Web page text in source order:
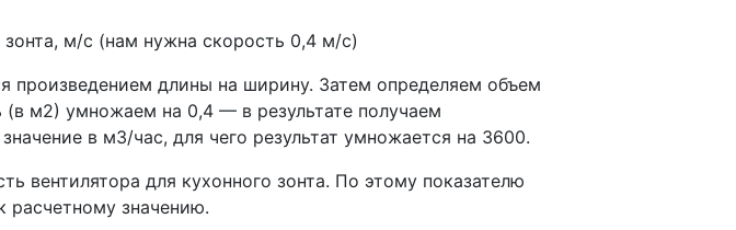
м/с (нам нужна скорость 0,4 м/с)
произведением длины на ширину. Затем определяем объем
(в м2) умножаем на 0,4 — в результате получаем
в м3/час, для чего результат умножается на 3600.
вентилятора для кухонного зонта. По этому показателю
расчетному значению.